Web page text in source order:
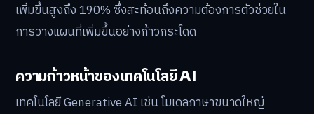
เพิ่มขึ้นสูงถึง 190% ซึ่งสะท้อนถึงความต้องการตัวช่วยใน
การวางแผนที่เพิ่มขึ้นอย่างก้าวกระโดด
ความก้าวหน้าของเทคโนโลยี AI
เทคโนโลยี Generative AI เช่น โมเดลภาษาขนาดใหญ่